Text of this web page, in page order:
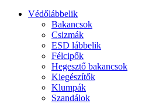
Védőlábbelik
Bakancsok
Csizmák
ESD lábbelik
Félcipők
Hegesztő bakancsok
Kiegészítők
Klumpák
Szandálok